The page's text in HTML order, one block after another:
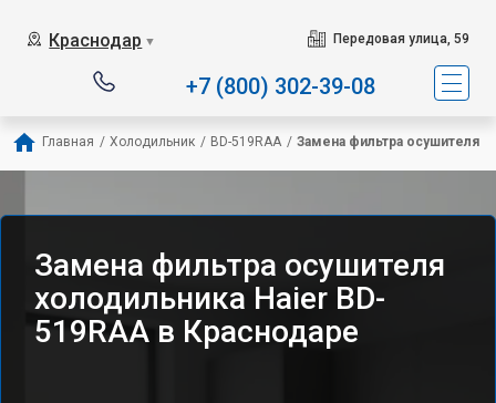
Краснодар ▼ Передовая улица, 59
+7 (800) 302-39-08
Главная / Холодильник / BD-519RAA / Замена фильтра осушителя
Замена фильтра осушителя
холодильника Haier BD-
519RAA в Краснодаре